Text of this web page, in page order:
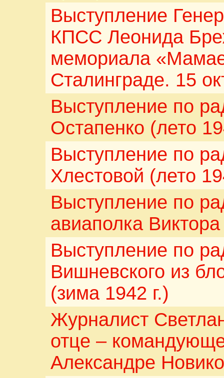
Выступление
КПСС Леонида
мемориала
Сталинграде. 15
Выступление по
Остапенко (лето
Выступление по
Хлестовой (лето
Выступление по
авиаполка
Выступление по
Вишневского из
(зима 1942 г.)
Журналист
отце –
Александре